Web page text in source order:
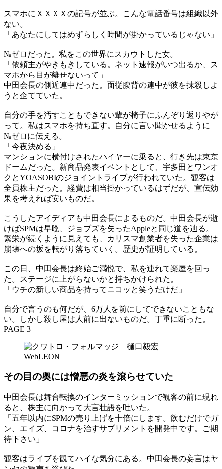
スマホにＸＸＸＸの記号が並ぶ。こんな電話番号は組織以外
ない。
「あなたにしてはめずらしく時間が掛かっているじゃない」
№ゼロだった。私をこの世界にスカウトした女。
「依頼主がやきもきしている。ネット速報がいつ出るか、ス
マホから目が離せないって」
中田会長の側近連中だった。面従腹背の連中が彼を抹殺しよ
うと企てていた。
自分の手を汚すこともできない輩が椅子にふんぞり返りやが
って。私はスマホを持ち直す。自分に言い聞かせるように
№ゼロに伝える。
「今夜決める」
マンションに横付けされたハイヤーに乗ると、行き先は東京
ドームだった。新商品発表イベントとして、宇多田とワンオ
クとYOASOBIのジョイントライブが行われていた。観客は
全員株主だった。経費は相当掛かっているはずだが、宣伝効
果を考えれば安いものだ。
こうしたアイディアも中田会長によるものだ。中田会長が逝
けばSPMは早晩、ジョブズを失ったAppleと同じ道を辿る。
繁栄が続くように見えても、カリスマ創業者を失った企業は
崩壊への坂を転がり落ちていく。歴史が証明している。
この日、中田会長は終始ご満悦で、私を連れて楽屋を回っ
た。ステージに上がらないかと持ちかけられた。
「ウチの新しい商品を持ってニコッと笑うだけだ」
自分で言うのも何だが、6万人を前にしてできないこともな
い。しかし殺し屋は人前に出ないものだ。丁重に断った。
PAGE 3
その目の奥には憎悪の炎を滾らせていた
中田会長は舞台転換のインターミッションで観客の前に現れ
ると、株主に向かって大言壮語を吐いた。
「五年以内にSPMの売り上げを十倍にします。飲むだけでガ
ン、エイズ、コロナを治すサプリメントを開発中です。ご期
待下さい」
観客はライブを観てハイな気分にある。中田会長の妄言はヤ